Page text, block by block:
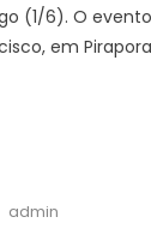
(1/6). O
em
Author
admin